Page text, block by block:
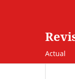
Actual